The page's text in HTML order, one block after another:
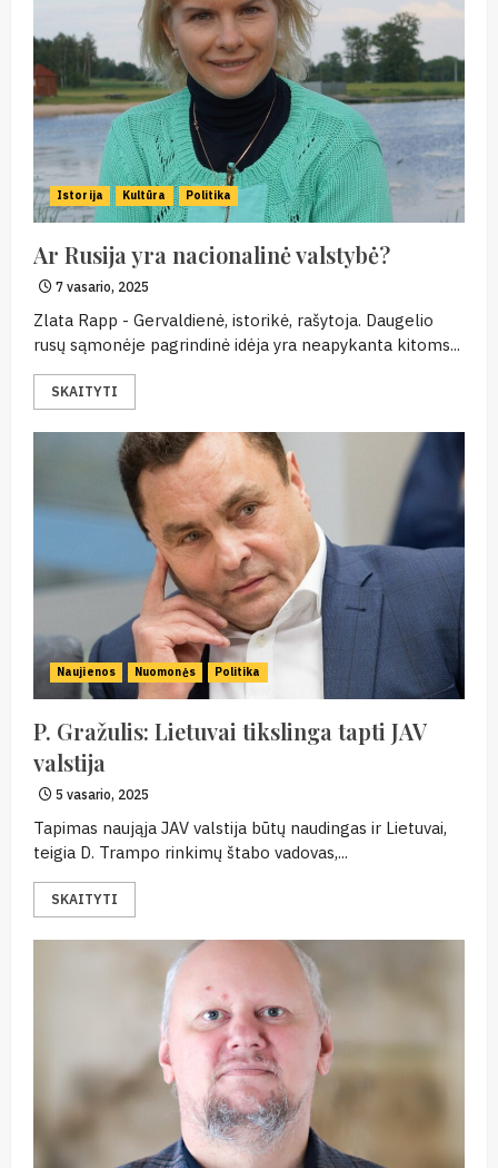
Istorija Kultūra Politika
Ar Rusija yra nacionalinė valstybė?
7 vasario, 2025
Zlata Rapp - Gervaldienė, istorikė, rašytoja. Daugelio
rusų sąmonėje pagrindinė idėja yra neapykanta kitoms...
SKAITYTI
Naujienos Nuomonės Politika
P. Gražulis: Lietuvai tikslinga tapti JAV
valstija
5 vasario, 2025
Tapimas naująja JAV valstija būtų naudingas ir Lietuvai,
teigia D. Trampo rinkimų štabo vadovas,...
SKAITYTI